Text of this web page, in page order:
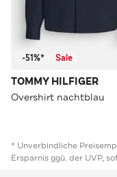
-51%* Sale
TOMMY HILFIGER
Overshirt nachtblau
* Unverbindliche
Ersparnis ggü. der UVP,